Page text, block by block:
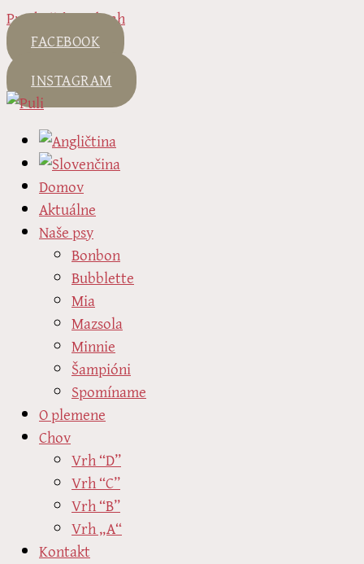
Preskočiť na obsah
FACEBOOK
INSTAGRAM
Domov
Aktuálne
Naše psy
Bonbon
Bubblette
Mia
Mazsola
Minnie
Šampióni
Spomíname
O plemene
Chov
Vrh “D”
Vrh “C”
Vrh “B”
Vrh „A“
Kontakt